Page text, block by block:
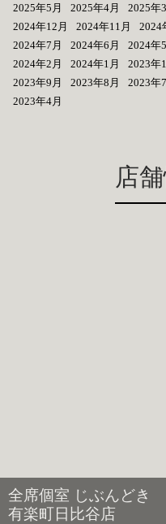
2025年5月
2025年4月 2025年
2024年12月
2024年11月 2024
2024年7月
2024年6月 2024年
2024年2月
2024年1月 2023年
2023年9月
2023年8月 2023年
2023年4月
店
全席個室 じぶんどき
有楽町日比谷店